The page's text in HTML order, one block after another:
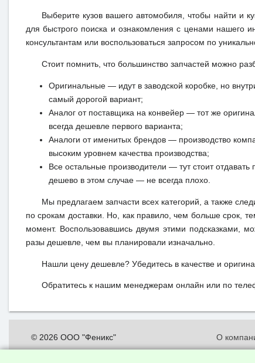
Выберите кузов вашего автомобиля, чтобы найти и
для быстрого поиска и ознакомления с ценами нашего
консультантам или воспользоваться запросом по
Стоит помнить, что большинство запчастей можно
Оригинальные — идут в заводской коробке, но
самый дорогой вариант;
Аналог от поставщика на конвейер — тот же
всегда дешевле первого варианта;
Аналоги от именитых брендов — производство
высоким уровнем качества производства;
Все остальные производители — тут стоит
дешево в этом случае — не всегда плохо.
Мы предлагаем запчасти всех категорий, а также
по срокам доставки. Но, как правило, чем больше срок,
момент. Воспользовавшись двумя этими подсказками,
разы дешевле, чем вы планировали изначально.
Нашли цену дешевле? Убедитесь в качестве и
Обратитесь к нашим менеджерам онлайн или по
© 2026 ООО "Феникс"
О